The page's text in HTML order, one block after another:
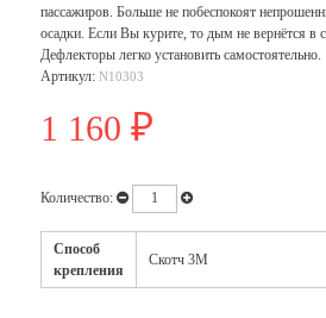
пассажиров. Больше не побеспокоят
осадки. Если Вы курите, то дым не вернётся в
Дефлекторы легко установить самостоятельно.
Артикул: N10303
1 160 ₽
Количество:
Способ
крепления
Скотч 3М